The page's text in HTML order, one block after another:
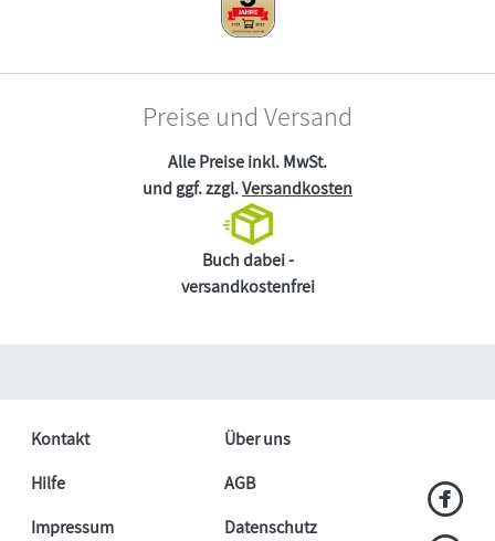
Preise und Versand
Alle Preise inkl. MwSt.
und ggf. zzgl.Versandkosten
Buch dabei -
versandkostenfrei
Kontakt
Über uns
Hilfe
AGB
Impressum
Datenschutz